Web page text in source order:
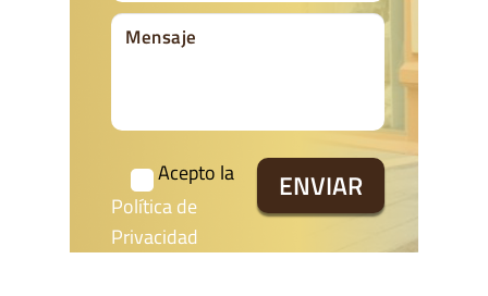
Acepto la
Política de
Privacidad